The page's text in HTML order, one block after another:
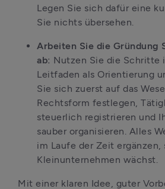
Legen Sie sich dafür eine
Sie nichts übersehen.
Arbeiten Sie die
ab: Nutzen Sie die Schritte
Leitfaden als Orientierung
Sie sich zuerst auf das
Rechtsform festlegen,
steuerlich registrieren und
sauber organisieren. Alles
im Laufe der Zeit ergänzen,
Kleinunternehmen wächst.
Mit einer klaren Idee, guter